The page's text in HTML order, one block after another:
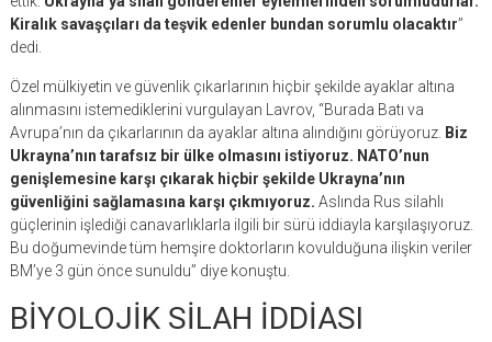
Kiralık savaşçıları da teşvik edenler bundan sorumlu olacaktır”
dedi.
Özel mülkiyetin ve güvenlik çıkarlarının hiçbir şekilde ayaklar altına
alınmasını istemediklerini vurgulayan Lavrov, “Burada Batı va
Avrupa’nın da çıkarlarının da ayaklar altına alındığını görüyoruz. Biz
Ukrayna’nın tarafsız bir ülke olmasını istiyoruz. NATO’nun
genişlemesine karşı çıkarak hiçbir şekilde Ukrayna’nın
güvenliğini sağlamasına karşı çıkmıyoruz. Aslında Rus silahlı
güçlerinin işlediği canavarlıklarla ilgili bir sürü iddiayla karşılaşıyoruz.
Bu doğumevinde tüm hemşire doktorların kovulduğuna ilişkin veriler
BM’ye 3 gün önce sunuldu” diye konuştu.
BİYOLOJİK SİLAH İDDİASI